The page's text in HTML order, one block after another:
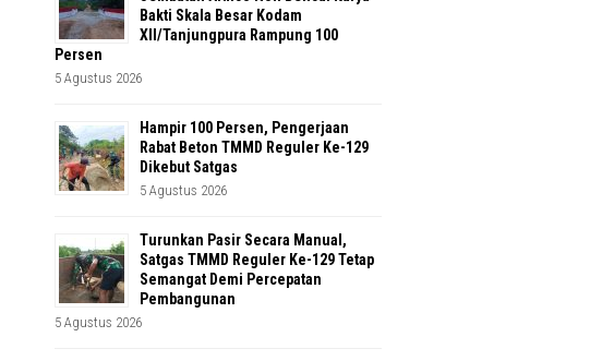
Bakti Skala Besar Kodam
XII/Tanjungpura Rampung 100
Persen
5 Agustus 2026
Hampir 100 Persen, Pengerjaan
Rabat Beton TMMD Reguler Ke-129
Dikebut Satgas
5 Agustus 2026
Turunkan Pasir Secara Manual,
Satgas TMMD Reguler Ke-129 Tetap
Semangat Demi Percepatan
Pembangunan
5 Agustus 2026